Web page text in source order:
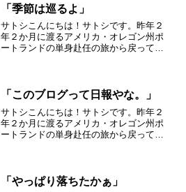
て、２０２１年３月９日より東...
「季節は巡るよ」
サトシこんにちは！サトシです。昨年２
年２か月に渡るアメリカ・オレゴン州ポ
ートランドの単身赴任の旅から戻ってき
し、東京都品川区南大井で不...
「このブログって日報やな。」
サトシこんにちは！サトシです。昨年２
年２か月に渡るアメリカ・オレゴン州ポ
ートランドの単身赴任の旅から戻ってき
し、東京品川区南大井で不動...
「やっぱり落ちたかぁ」